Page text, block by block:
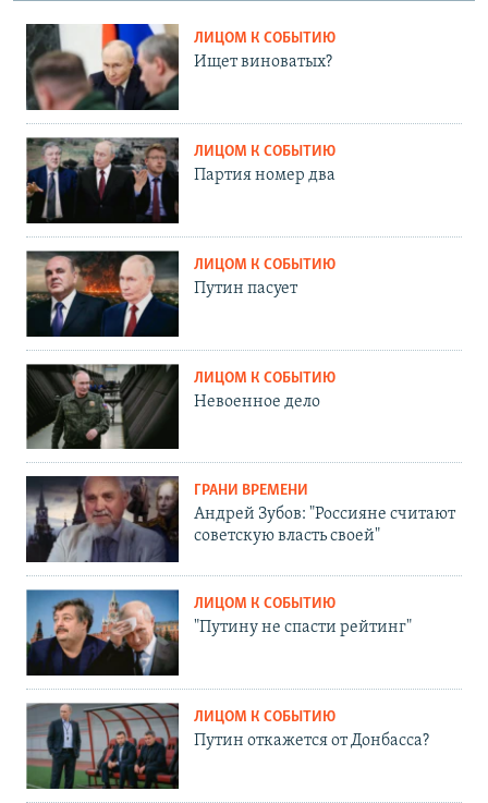
ЛИЦОМ К СОБЫТИЮ
Ищет виноватых?
ЛИЦОМ К СОБЫТИЮ
Партия номер два
ЛИЦОМ К СОБЫТИЮ
Путин пасует
ЛИЦОМ К СОБЫТИЮ
Невоенное дело
ГРАНИ ВРЕМЕНИ
Андрей Зубов: "Россияне считают
советскую власть своей"
ЛИЦОМ К СОБЫТИЮ
"Путину не спасти рейтинг"
ЛИЦОМ К СОБЫТИЮ
Путин откажется от Донбасса?